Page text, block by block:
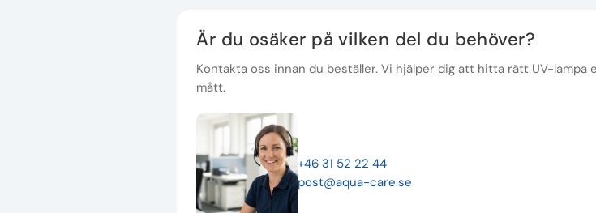
Är du osäker på vilken del du behöver?
Kontakta oss innan du beställer. Vi hjälper dig att hitta rätt UV-
mått.
+46 31 52 22 44
post@aqua-care.se